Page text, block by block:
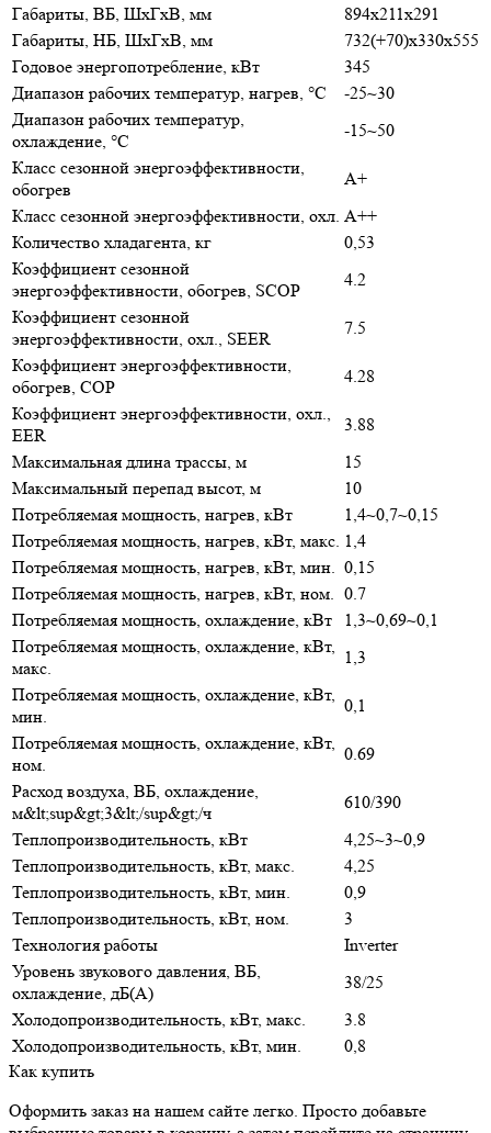
Габариты, ВБ, ШхГхВ, мм
894x211x291
Габариты, НБ, ШхГхВ, мм
732(+70)x330x555
Годовое энергопотребление, кВт
345
Диапазон рабочих температур, нагрев, °C
-25~30
Диапазон рабочих температур,
охлаждение, °C
-15~50
Класс сезонной энергоэффективности,
обогрев
A+
Класс сезонной энергоэффективности, охл. A++
Количество хладагента, кг
0,53
Коэффициент сезонной
энергоэффективности, обогрев, SCOP
4.2
Коэффициент сезонной
энергоэффективности, охл., SEER
7.5
Коэффициент энергоэффективности,
обогрев, COP
4.28
Коэффициент энергоэффективности, охл.,
EER
3.88
Максимальная длина трассы, м
15
Максимальный перепад высот, м
10
Потребляемая мощность, нагрев, кВт
1,4~0,7~0,15
Потребляемая мощность, нагрев, кВт, макс. 1,4
Потребляемая мощность, нагрев, кВт, мин. 0,15
Потребляемая мощность, нагрев, кВт, ном. 0.7
Потребляемая мощность, охлаждение, кВт
1,3~0,69~0,1
Потребляемая мощность, охлаждение, кВт,
макс.
1,3
Потребляемая мощность, охлаждение, кВт,
мин.
0,1
Потребляемая мощность, охлаждение, кВт,
ном.
0.69
Расход воздуха, ВБ, охлаждение,
м&lt;sup&gt;3&lt;/sup&gt;/ч
610/390
Теплопроизводительность, кВт
4,25~3~0,9
Теплопроизводительность, кВт, макс.
4,25
Теплопроизводительность, кВт, мин.
0,9
Теплопроизводительность, кВт, ном.
3
Технология работы
Inverter
Уровень звукового давления, ВБ,
охлаждение, дБ(А)
38/25
Холодопроизводительность, кВт, макс.
3.8
Холодопроизводительность, кВт, мин.
0,8
Как купить
Оформить заказ на нашем сайте легко. Просто добавьте